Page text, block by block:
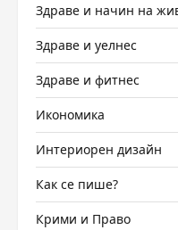
Здраве и начин на
Здраве и уелнес
Здраве и фитнес
Икономика
Интериорен дизайн
Как се пише?
Крими и Право